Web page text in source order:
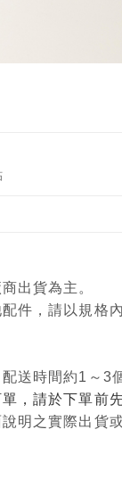
出貨為主。
件，請以規格
送時間約1～3
，請於下單前
明之實際出貨